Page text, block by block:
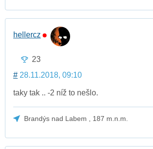
hellercz
23
# 28.11.2018, 09:10
taky tak .. -2 níž to nešlo.
Brandýs nad Labem , 187 m.n.m.